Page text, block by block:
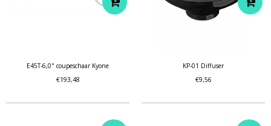
E45T-6,0" coupeschaar Kyone
€193,48
KP-01 Diffuser
€9,56